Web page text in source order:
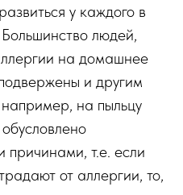
у каждого в
людей,
на домашнее
и другим
на пыльцу
причинами, т.е. если
от аллергии, то,